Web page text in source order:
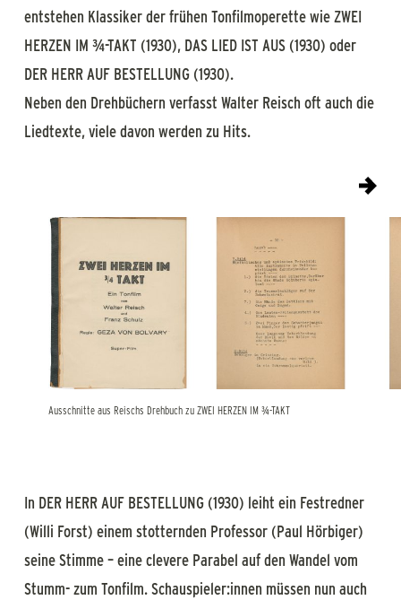
entstehen Klassiker der frühen Tonfilmoperette wie ZWEI
HERZEN IM ¾-TAKT (1930), DAS LIED IST AUS (1930) oder
DER HERR AUF BESTELLUNG (1930).
Neben den Drehbüchern verfasst Walter Reisch oft auch die
Liedtexte, viele davon werden zu Hits.
Ausschnitte aus Reischs Drehbuch zu ZWEI HERZEN IM ¾-TAKT
In DER HERR AUF BESTELLUNG (1930) leiht ein Festredner
(Willi Forst) einem stotternden Professor (Paul Hörbiger)
seine Stimme – eine clevere Parabel auf den Wandel vom
Stumm- zum Tonfilm. Schauspieler:innen müssen nun auch